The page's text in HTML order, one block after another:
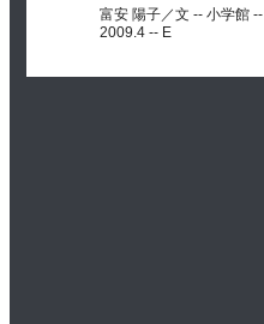
富安 陽子／文 -- 小学館 --
2009.4 -- E